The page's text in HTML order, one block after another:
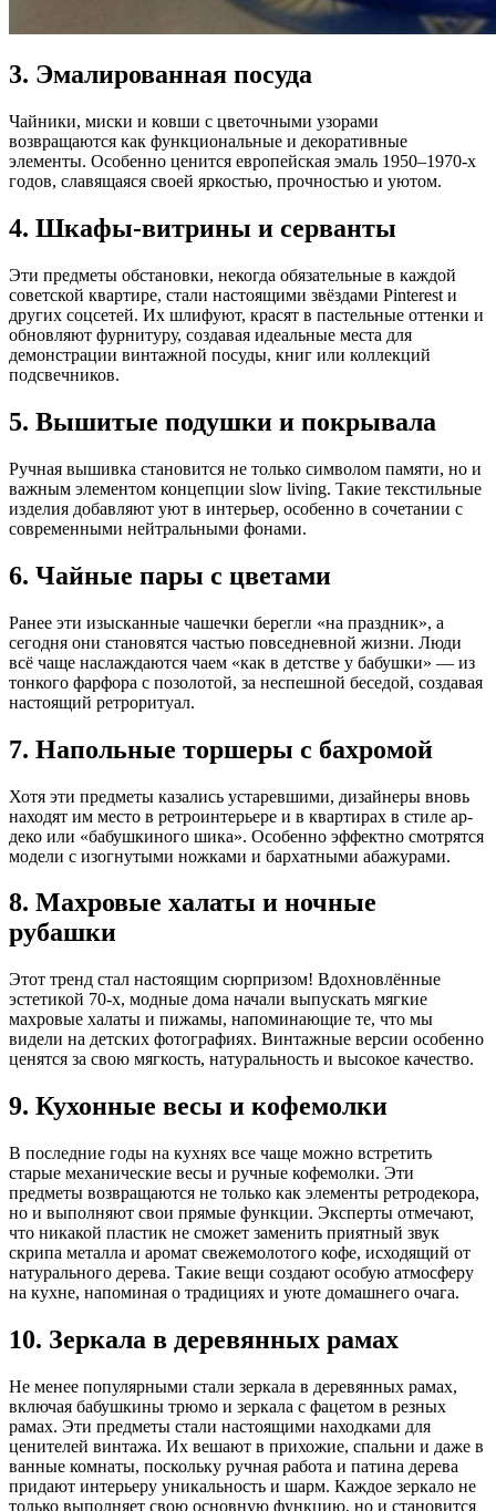
3. Эмалированная посуда
Чайники, миски и ковши с цветочными узорами
возвращаются как функциональные и декоративные
элементы. Особенно ценится европейская эмаль 1950–1970-х
годов, славящаяся своей яркостью, прочностью и уютом.
4. Шкафы-витрины и серванты
Эти предметы обстановки, некогда обязательные в каждой
советской квартире, стали настоящими звёздами Pinterest и
других соцсетей. Их шлифуют, красят в пастельные оттенки и
обновляют фурнитуру, создавая идеальные места для
демонстрации винтажной посуды, книг или коллекций
подсвечников.
5. Вышитые подушки и покрывала
Ручная вышивка становится не только символом памяти, но и
важным элементом концепции slow living. Такие текстильные
изделия добавляют уют в интерьер, особенно в сочетании с
современными нейтральными фонами.
6. Чайные пары с цветами
Ранее эти изысканные чашечки берегли «на праздник», а
сегодня они становятся частью повседневной жизни. Люди
всё чаще наслаждаются чаем «как в детстве у бабушки» — из
тонкого фарфора с позолотой, за неспешной беседой, создавая
настоящий ретроритуал.
7. Напольные торшеры с бахромой
Хотя эти предметы казались устаревшими, дизайнеры вновь
находят им место в ретроинтерьере и в квартирах в стиле ар-
деко или «бабушкиного шика». Особенно эффектно смотрятся
модели с изогнутыми ножками и бархатными абажурами.
8. Махровые халаты и ночные
рубашки
Этот тренд стал настоящим сюрпризом! Вдохновлённые
эстетикой 70-х, модные дома начали выпускать мягкие
махровые халаты и пижамы, напоминающие те, что мы
видели на детских фотографиях. Винтажные версии особенно
ценятся за свою мягкость, натуральность и высокое качество.
9. Кухонные весы и кофемолки
В последние годы на кухнях все чаще можно встретить
старые механические весы и ручные кофемолки. Эти
предметы возвращаются не только как элементы ретродекора,
но и выполняют свои прямые функции. Эксперты отмечают,
что никакой пластик не сможет заменить приятный звук
скрипа металла и аромат свежемолотого кофе, исходящий от
натурального дерева. Такие вещи создают особую атмосферу
на кухне, напоминая о традициях и уюте домашнего очага.
10. Зеркала в деревянных рамах
Не менее популярными стали зеркала в деревянных рамах,
включая бабушкины трюмо и зеркала с фацетом в резных
рамах. Эти предметы стали настоящими находками для
ценителей винтажа. Их вешают в прихожие, спальни и даже в
ванные комнаты, поскольку ручная работа и патина дерева
придают интерьеру уникальность и шарм. Каждое зеркало не
только выполняет свою основную функцию, но и становится